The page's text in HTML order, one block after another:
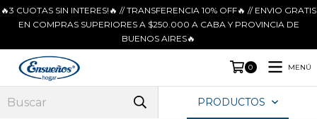
🔥3 CUOTAS SIN INTERES!🔥 // TRANSFERENCIA 10% OFF🔥 // ENVIO GRATIS
EN COMPRAS SUPERIORES A $250.000 A CABA Y PROVINCIA DE
BUENOS AIRES🔥
0 MENÚ
PRODUCTOS